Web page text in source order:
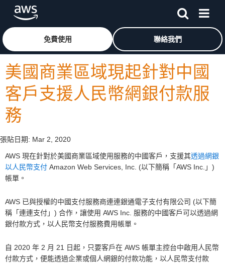
跳至主要內容按一下這裡可返回 Amazon Web Services 首頁
免費使用 聯絡我們
美國商業區域現起針對中國
客戶支援人民幣網銀付款服
務
張貼日期: Mar 2, 2020
AWS 現在針對於美國商業區域使用服務的中國客戶，支援其透過網銀
以人民幣支付 Amazon Web Services, Inc. (以下簡稱「AWS Inc.」)
帳單。
AWS 已與授權的中國支付服務商連連銀通電子支付有限公司 (以下簡
稱「連連支付」) 合作，讓使用 AWS Inc. 服務的中國客戶可以透過網
銀付款方式，以人民幣支付服務費用帳單。
自 2020 年 2 月 21 日起，只要客戶在 AWS 帳單主控台中啟用人民幣
付款方式，便能透過企業或個人網銀的付款功能，以人民幣支付款